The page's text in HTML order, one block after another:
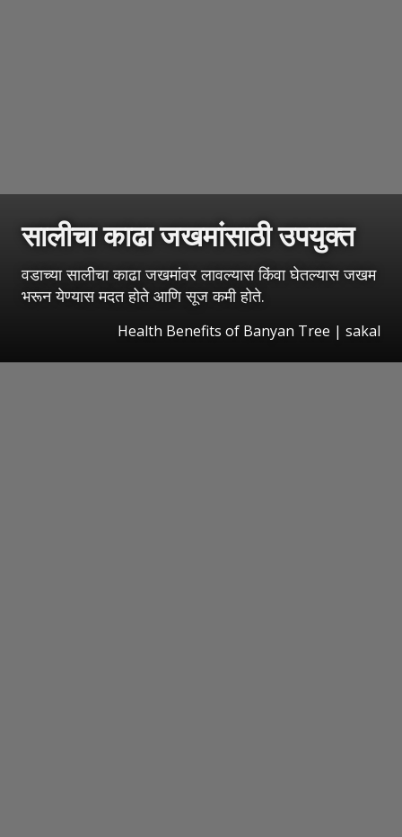
सालीचा काढा जखमांसाठी उपयुक्त
वडाच्या सालीचा काढा जखमांवर लावल्यास किंवा घेतल्यास जखम
भरून येण्यास मदत होते आणि सूज कमी होते.
Health Benefits of Banyan Tree | sakal